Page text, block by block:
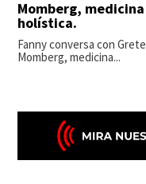
Momberg, medicina
holística.
Fanny conversa con
Momberg, medicina...